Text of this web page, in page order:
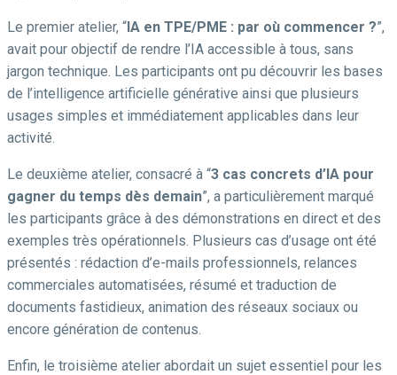
Le premier atelier, “IA en TPE/PME : par où commencer ?”,
avait pour objectif de rendre l’IA accessible à tous, sans
jargon technique. Les participants ont pu découvrir les bases
de l’intelligence artificielle générative ainsi que plusieurs
usages simples et immédiatement applicables dans leur
activité.
Le deuxième atelier, consacré à “3 cas concrets d’IA pour
gagner du temps dès demain”, a particulièrement marqué
les participants grâce à des démonstrations en direct et des
exemples très opérationnels. Plusieurs cas d’usage ont été
présentés : rédaction d’e-mails professionnels, relances
commerciales automatisées, résumé et traduction de
documents fastidieux, animation des réseaux sociaux ou
encore génération de contenus.
Enfin, le troisième atelier abordait un sujet essentiel pour les